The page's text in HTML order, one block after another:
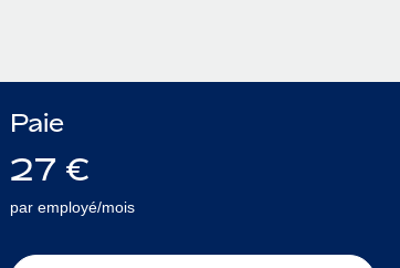
Paie
27 €
par employé/mois